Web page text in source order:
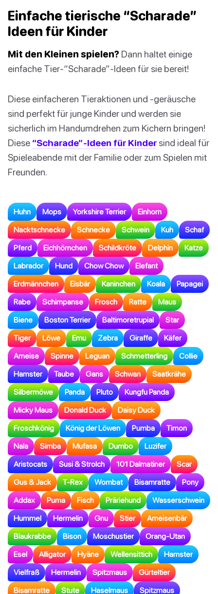
Einfache tierische “Scharade”
Ideen für Kinder
Mit den Kleinen spielen? Dann haltet einige
einfache Tier-“Scharade”-Ideen für sie bereit!
Diese einfacheren Tieraktionen und -geräusche
sind perfekt für junge Kinder und werden sie
sicherlich im Handumdrehen zum Kichern bringen!
Diese “Scharade”-Ideen für Kinder sind ideal für
Spieleabende mit der Familie oder zum Spielen mit
Freunden.
Huhn Mops Yorkshire Terrier Einhorn
Nacktschnecke Schnecke Schwein Kuh Schaf
Pferd Eichhörnchen Schildkröte Delphin Katze
Labrador Hund Chow Chow Elefant
Erdmännchen Eisbär Kaninchen Koala Papagei
Rabe Schimpanse Frosch Ratte Maus
Biene Boston Terrier Baltimoretrupial Star
Tiger Löwe Emu Zebra Giraffe Käfer
Ameise Spinne Leguan Schmetterling Collie
Hamster Taube Gans Schwan Saatkrähe
Silbermöwe Panda Pluto Kungfu Panda
Micky Maus Donald Duck Daisy Duck
Froschkönig König der Löwen Pumba Timon
Nala Simba Mufasa Dumbo Luzifer
Aristocats Susi & Strolch 101 Dalmatiner Scar
Gus & Jack T-Rex Wombat Bisamratte Pony
Addax Puma Fisch Präriehund Wasserschwein
Hummel Hermelin Gnu Stier Ameisenbär
Blaukrabbe Bison Moschustier Orang-Utan
Esel Alligator Hyäne Wellensittich Hamster
Vielfraß Hermelin Spitzmaus Gürteltier
Bisamratte Stute Haselmaus Spitzmaus